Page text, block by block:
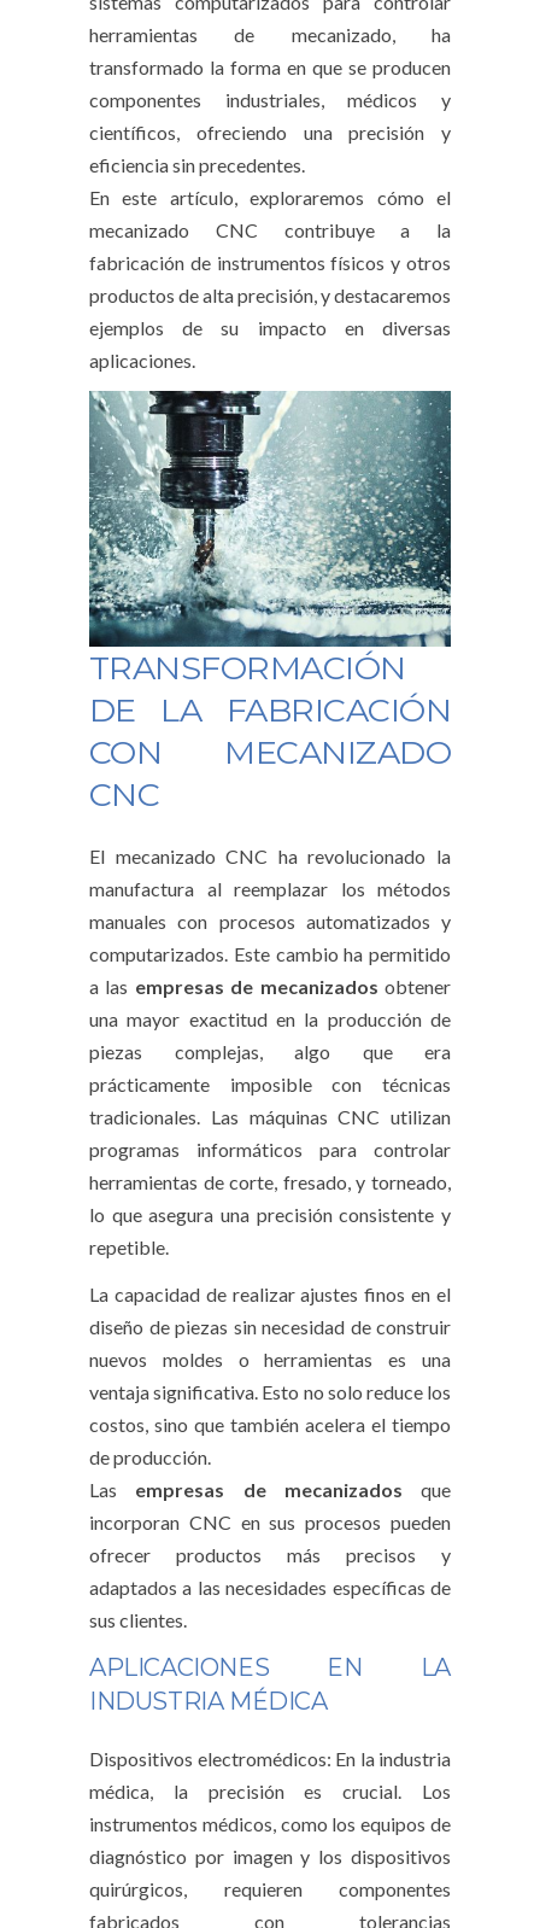
herramientas de mecanizado, ha
transformado la forma en que se producen
componentes industriales, médicos y
científicos, ofreciendo una precisión y
eficiencia sin precedentes.
En este artículo, exploraremos cómo el
mecanizado CNC contribuye a la
fabricación de instrumentos físicos y otros
productos de alta precisión, y destacaremos
ejemplos de su impacto en diversas
aplicaciones.
TRANSFORMACIÓN
DE LA FABRICACIÓN
CON MECANIZADO
CNC
El mecanizado CNC ha revolucionado la
manufactura al reemplazar los métodos
manuales con procesos automatizados y
computarizados. Este cambio ha permitido
a las empresas de mecanizados obtener
una mayor exactitud en la producción de
piezas complejas, algo que era
prácticamente imposible con técnicas
tradicionales. Las máquinas CNC utilizan
programas informáticos para controlar
herramientas de corte, fresado, y torneado,
lo que asegura una precisión consistente y
repetible.
La capacidad de realizar ajustes finos en el
diseño de piezas sin necesidad de construir
nuevos moldes o herramientas es una
ventaja significativa. Esto no solo reduce los
costos, sino que también acelera el tiempo
de producción.
Las empresas de mecanizados que
incorporan CNC en sus procesos pueden
ofrecer productos más precisos y
adaptados a las necesidades específicas de
sus clientes.
APLICACIONES EN LA
INDUSTRIA MÉDICA
Dispositivos electromédicos: En la industria
médica, la precisión es crucial. Los
instrumentos médicos, como los equipos de
diagnóstico por imagen y los dispositivos
quirúrgicos, requieren componentes
fabricados con tolerancias